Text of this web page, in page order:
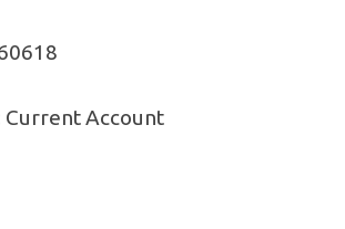
Current Account